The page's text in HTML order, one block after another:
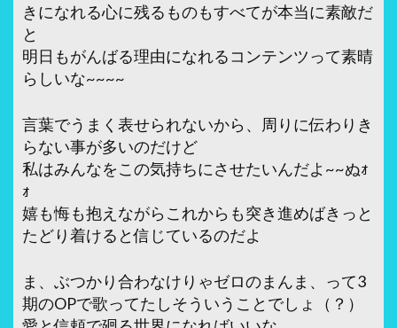
きになれる心に残るものもすべてが本当に素敵だ
と
明日もがんばる理由になれるコンテンツって素晴
らしいな~~~~
言葉でうまく表せられないから、周りに伝わりき
らない事が多いのだけど
私はみんなをこの気持ちにさせたいんだよ~~ぬｫ
ｫ
嬉も悔も抱えながらこれからも突き進めばきっと
たどり着けると信じているのだよ
ま、ぶつかり合わなけりゃゼロのまんま、って3
期のOPで歌ってたしそういうことでしょ（？）